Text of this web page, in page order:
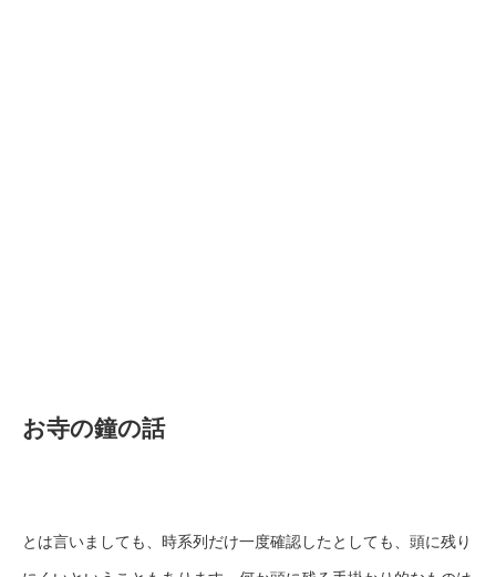
お寺の鐘の話
とは言いましても、時系列だけ一度確認したとしても、頭に残り